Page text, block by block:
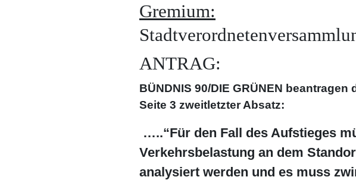
Gremium:
ANTRAG:
BÜNDNIS 90/DIE GRÜNEN
Seite 3 zweitletzter Absatz:
…..“Für den Fall des Aufstieges
Verkehrsbelastung an dem
analysiert werden und es muss